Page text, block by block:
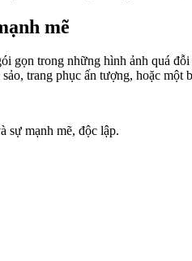
mẽ
trong những hình ảnh quá
sảo, trang phục ấn tượng, hoặc một
sự mạnh mẽ, độc lập.